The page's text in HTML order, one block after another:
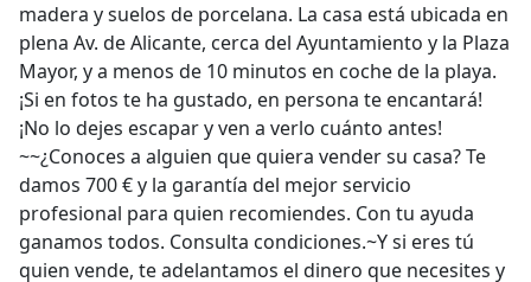
madera y suelos de porcelana. La casa está ubicada en
plena Av. de Alicante, cerca del Ayuntamiento y la Plaza
Mayor, y a menos de 10 minutos en coche de la playa.
¡Si en fotos te ha gustado, en persona te encantará!
¡No lo dejes escapar y ven a verlo cuánto antes!
~~¿Conoces a alguien que quiera vender su casa? Te
damos 700 € y la garantía del mejor servicio
profesional para quien recomiendes. Con tu ayuda
ganamos todos. Consulta condiciones.~Y si eres tú
quien vende, te adelantamos el dinero que necesites y